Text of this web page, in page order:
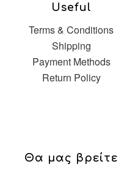
Useful
Terms & Conditions
Shipping
Payment Methods
Return Policy
Θα μας βρείτε